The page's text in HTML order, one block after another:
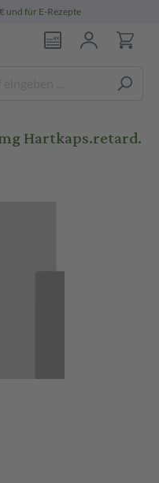
und für E-Rezepte
Hartkaps.retard.